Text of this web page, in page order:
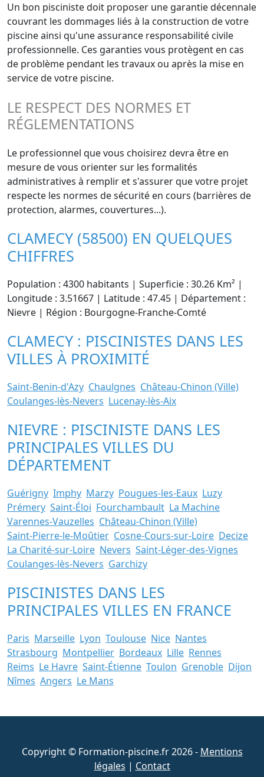
Un bon pisciniste doit proposer une garantie décennale
couvrant les dommages liés à la construction de votre
piscine ainsi qu'une assurance responsabilité civile
professionnelle. Ces garanties vous protègent en cas
de problème pendant les travaux ou après la mise en
service de votre piscine.
LE RESPECT DES NORMES ET
RÉGLEMENTATIONS
Le professionnel que vous choisirez devra être en
mesure de vous orienter sur les formalités
administratives à remplir et s'assurer que votre projet
respecte les normes de sécurité en cours (barrières de
protection, alarmes, couvertures...).
CLAMECY (58500) EN QUELQUES
CHIFFRES
Population : 4300 habitants | Superficie : 30.26 Km² |
Longitude : 3.51667 | Latitude : 47.45 | Département :
Nievre | Région : Bourgogne-Franche-Comté
CLAMECY : PISCINISTES DANS LES
VILLES À PROXIMITÉ
Saint-Benin-d'Azy Chaulgnes Château-Chinon (Ville)
Coulanges-lès-Nevers Lucenay-lès-Aix
NIEVRE : PISCINISTE DANS LES
PRINCIPALES VILLES DU
DÉPARTEMENT
Guérigny Imphy Marzy Pougues-les-Eaux Luzy
Prémery Saint-Éloi Fourchambault La Machine
Varennes-Vauzelles Château-Chinon (Ville)
Saint-Pierre-le-Moûtier Cosne-Cours-sur-Loire Decize
La Charité-sur-Loire Nevers Saint-Léger-des-Vignes
Coulanges-lès-Nevers Garchizy
PISCINISTES DANS LES
PRINCIPALES VILLES EN FRANCE
Paris Marseille Lyon Toulouse Nice Nantes
Strasbourg Montpellier Bordeaux Lille Rennes
Reims Le Havre Saint-Étienne Toulon Grenoble Dijon
Nîmes Angers Le Mans
Copyright © Formation-piscine.fr 2026 - Mentions
légales | Contact